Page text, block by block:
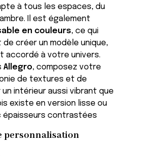
à tous les espaces, du
Il est également
en couleurs, ce qui
créer un modèle unique,
accordé à votre univers.
Allegro, composez votre
de textures et de
intérieur aussi vibrant que
existe en version lisse ou
épaisseurs contrastées
personnalisation